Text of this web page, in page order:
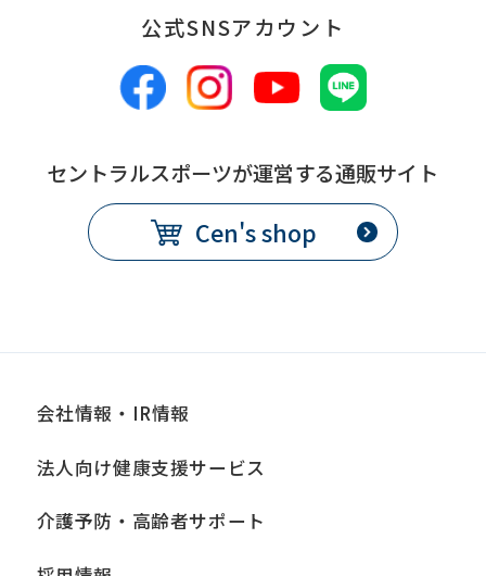
公式SNSアカウント
セントラルスポーツが運営する通販サイト
Cen's shop
会社情報・IR情報
法人向け健康支援サービス
介護予防・高齢者サポート